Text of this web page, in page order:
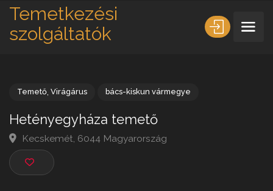
Temetkezési
szolgáltatók
Hetényegyháza temető
Kecskemét, 6044 Magyarország